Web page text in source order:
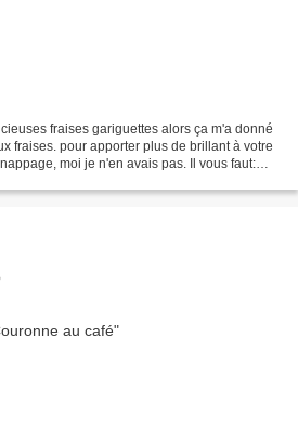
fraises gariguettes alors ça m'a donné
fraises. pour apporter plus de brillant à votre
moi je n'en avais pas. Il vous faut: